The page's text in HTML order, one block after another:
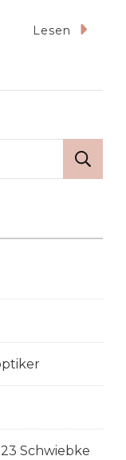
Lesen
Schwiebke